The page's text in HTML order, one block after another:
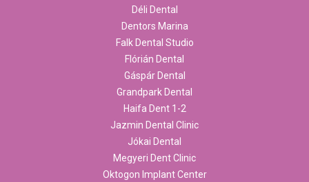
Déli Dental
Dentors Marina
Falk Dental Studio
Flórián Dental
Gáspár Dental
Grandpark Dental
Haifa Dent 1-2
Jazmin Dental Clinic
Jókai Dental
Megyeri Dent Clinic
Oktogon Implant Center